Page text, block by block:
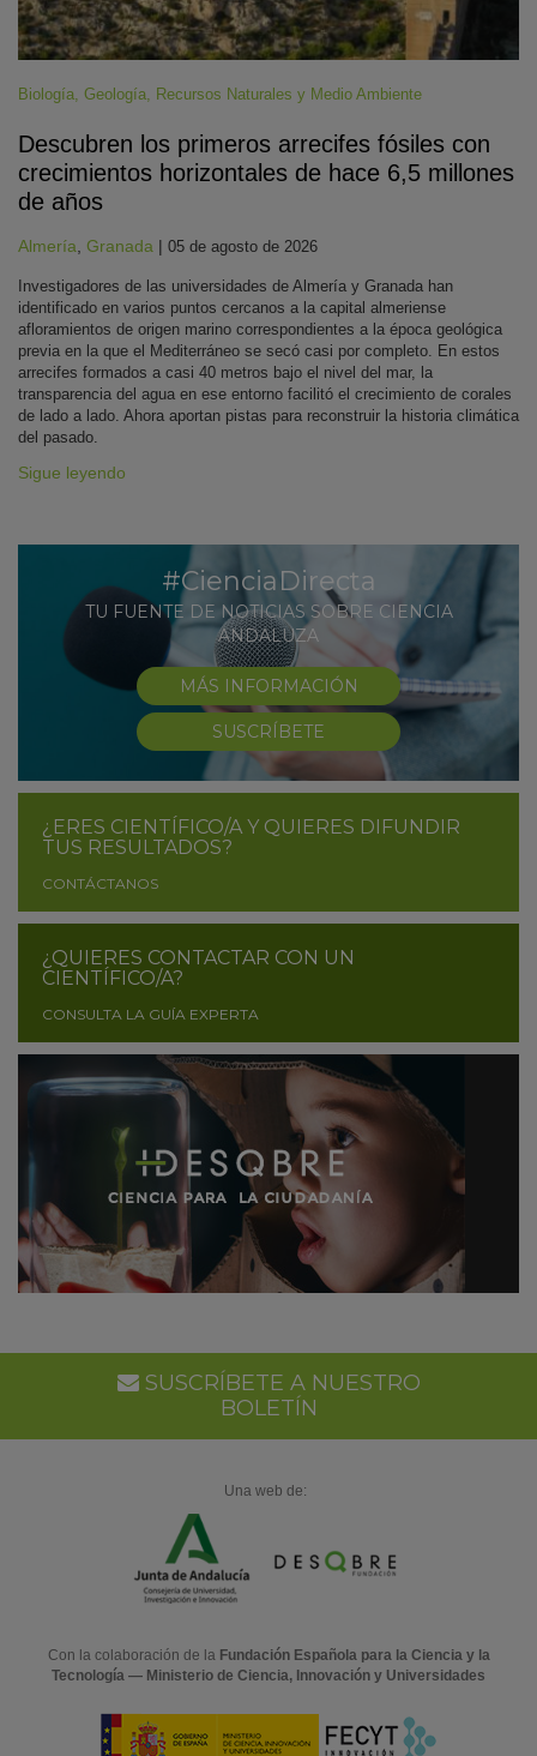
Biología Geología Recursos Naturales y Medio Ambiente
Descubren los primeros arrecifes fósiles con
crecimientos horizontales de hace 6,5 millones
de años
Almería Granada | 05 de agosto de 2026
Investigadores de las universidades de Almería y Granada han
identificado en varios puntos cercanos a la capital almeriense
afloramientos de origen marino correspondientes a la época geológica
previa en la que el Mediterráneo se secó casi por completo. En estos
arrecifes formados a casi 40 metros bajo el nivel del mar, la
transparencia del agua en ese entorno facilitó el crecimiento de corales
de lado a lado. Ahora aportan pistas para reconstruir la historia climática
del pasado.
Sigue leyendo
#CienciaDirecta
TU FUENTE DE NOTICIAS SOBRE CIENCIA
ANDALUZA
MÁS INFORMACIÓN
SUSCRÍBETE
¿ERES CIENTÍFICO/A Y QUIERES DIFUNDIR
TUS RESULTADOS?
CONTÁCTANOS
¿QUIERES CONTACTAR CON UN
CIENTÍFICO/A?
CONSULTA LA GUÍA EXPERTA
SUSCRÍBETE A NUESTRO
BOLETÍN
Una web de:
Con la colaboración de la Fundación Española para la Ciencia y la
Tecnología — Ministerio de Ciencia, Innovación y Universidades